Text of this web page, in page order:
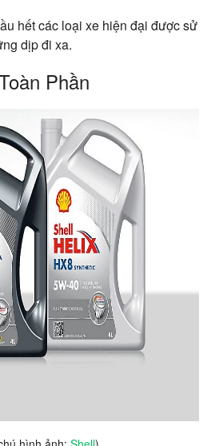
hết các loại xe hiện đại được sử
dịp đi xa.
Phần